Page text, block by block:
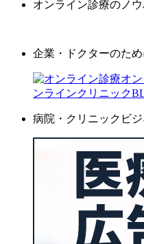
オンライン診療のノ
企業・ドクターのた
病院・クリニックビ